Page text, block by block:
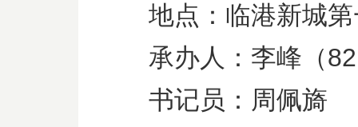
地点：临港新城
承办人：李峰（82
书记员：周佩旖